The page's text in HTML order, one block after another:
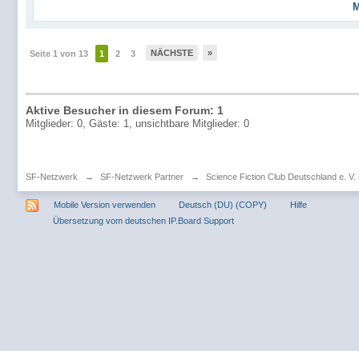
Seite 1 von 13 1 2 3 NÄCHSTE »
Aktive Besucher in diesem Forum: 1
Mitglieder: 0, Gäste: 1, unsichtbare Mitglieder: 0
SF-Netzwerk → SF-Netzwerk Partner → Science Fiction Club Deutschland e. V.
Mobile Version verwenden Deutsch (DU) (COPY)
Hilfe
Übersetzung vom deutschen IP.Board Support